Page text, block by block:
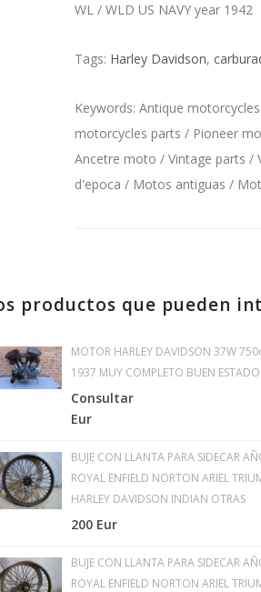
WL / WLD US NAVY year 1942
Tags: Harley Davidson,
Keywords: Antique
motorcycles parts / Pioneer
Ancetre moto / Vintage parts /
d'epoca / Motos antiguas /
productos que pueden
MOTOR HARLEY DAVIDSON 37W
1937 MUY COMPLETO BUEN ESTADO
Consultar
Eur
BUJE CON LLANTA PARA SIDECAR
ROYAL ENFIELD NORTON ARIEL
HARLEY DAVIDSON INDIAN OTRAS
200 Eur
BUJE CON LLANTA PARA SIDECAR
ROYAL ENFIELD NORTON ARIEL